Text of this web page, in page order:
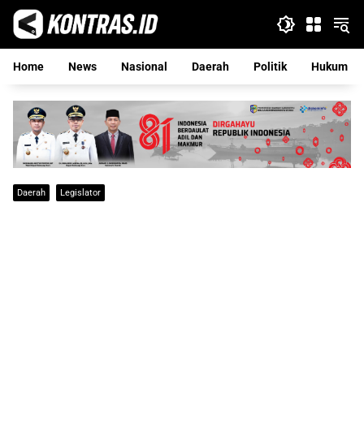
Langsung
konten
Home
News Nasional Daerah Politik Hukum
Daerah Legislator